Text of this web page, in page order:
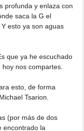
profunda y enlaza con
saca la G el
esto ya son aguas
que ya he escuchado
nos compartes.
esto, de forma
Tsarion.
(por más de dos
encontrado la